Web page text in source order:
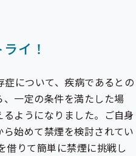
イ！
について、疾病であるとの
一定の条件を満たした場
ようになりました。ご自身
始めて禁煙を検討されてい
借りて簡単に禁煙に挑戦し